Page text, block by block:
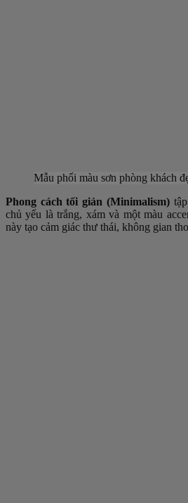
Mẫu phối màu sơn phòng khách
Phong cách tối giản (Minimalism)tập
chủ yếu là trắng, xám và một màu
này tạo cảm giác thư thái, không gian